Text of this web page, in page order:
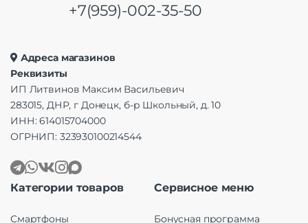
+7(959)-002-35-50
Адреса магазинов
Реквизиты
ИП Литвинов Максим Васильевич
283015, ДНР, г Донецк, б-р Школьный, д. 10
ИНН: 614015704000
ОГРНИП: 323930100214544
Категории товаров
Смартфоны
Сервисное меню
Бонусная программа